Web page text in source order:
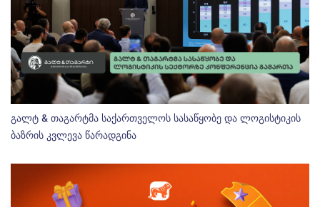
გალტ & თაგარტმა საქართველოს სასაწყობე და ლოგისტიკის
ბაზრის კვლევა წარადგინა